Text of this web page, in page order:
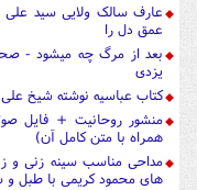
عارف سالک ولایی سید علی
عمق دل را
بعد از مرگ چه میشود -
یزدی
کتاب عباسیه نوشته شیخ
منشور روحانیت + فایل
همراه با متن کامل آن)
مداحی مناسب سینه زنی
های محمود کریمی با طبل